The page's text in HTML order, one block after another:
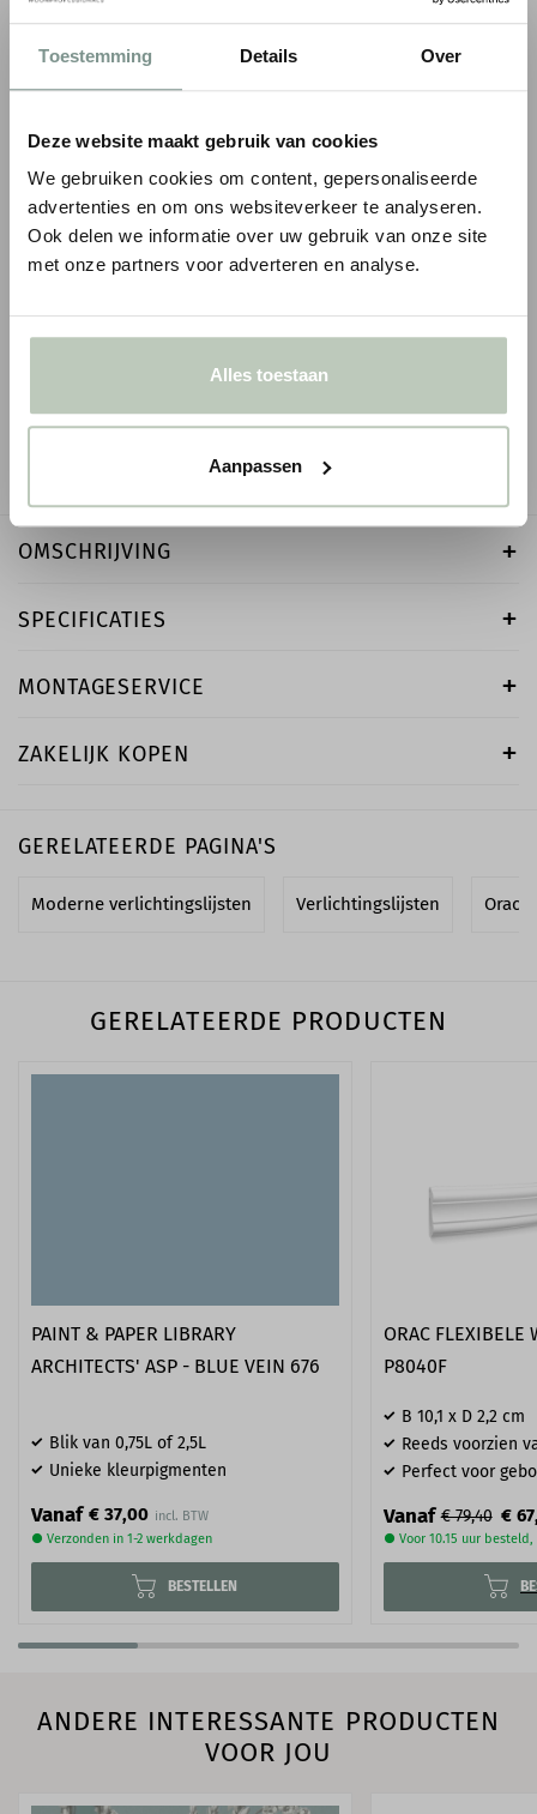
Toestemming Details Over
Deze website maakt gebruik van cookies
We gebruiken cookies om content, gepersonaliseerde
advertenties en om ons websiteverkeer te analyseren.
Ook delen we informatie over uw gebruik van onze site
met onze partners voor adverteren en analyse.
Alles toestaan
Aanpassen
LITTLE GREENE INTELLIGENT EGGSHELL
● Verzonden in 1-2 werkdagen
- +
PAINT & PAPER
-
OMSCHRIJVING
SPECIFICATIES
MONTAGESERVICE
ZAKELIJK KOPEN
GERELATEERDE PAGINA'S
Moderne verlichtingslijsten Verlichtingslijsten Orac
GERELATEERDE PRODUCTEN
PAINT & PAPER LIBRARY
ARCHITECTS' ASP - BLUE VEIN 676
Blik van 0,75L of 2,5L
Unieke kleurpigmenten
Vanaf € 37,00
● Verzonden in 1-2 werkdagen
BESTELLEN
ORAC FLEXIBELE
P8040F
B 10,1 x D 2,2 cm
Reeds voorzien
Perfect voor
Vanaf € 79,40 €
● Voor 10.15 uur
ANDERE INTERESSANTE PRODUCTEN
VOOR JOU